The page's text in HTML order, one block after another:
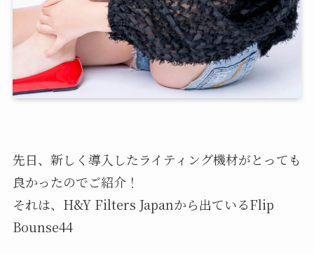
先日、新しく導入したライティング機材がとっても
良かったのでご紹介！
それは、H&Y Filters Japanから出ているFlip
Bounse44